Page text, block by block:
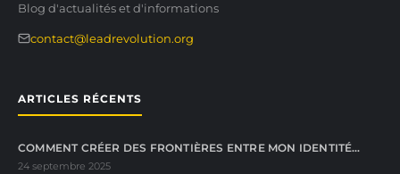
Blog d'actualités et d'informations
contact@leadrevolution.org
ARTICLES RÉCENTS
COMMENT CRÉER DES FRONTIÈRES ENTRE MON IDENTITÉ…
24 septembre 2025